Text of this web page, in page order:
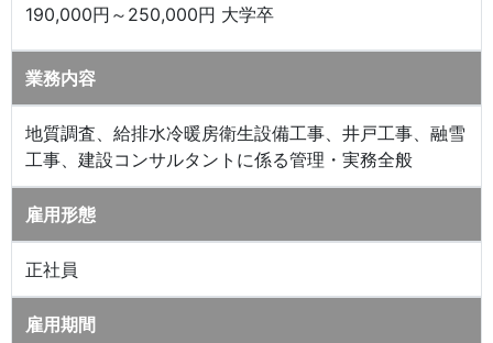
190,000円～250,000円 大学卒
業務内容
地質調査、給排水冷暖房衛生設備工事、井戸工事、融雪
工事、建設コンサルタントに係る管理・実務全般
雇用形態
正社員
雇用期間